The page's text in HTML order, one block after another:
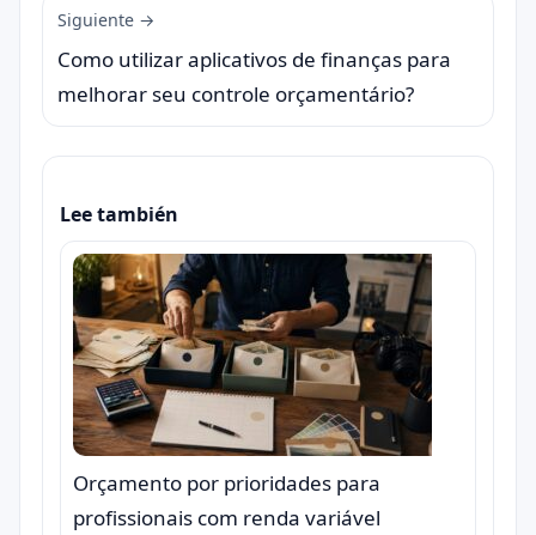
Siguiente →
Como utilizar aplicativos de finanças para
melhorar seu controle orçamentário?
Lee también
Orçamento por prioridades para
profissionais com renda variável